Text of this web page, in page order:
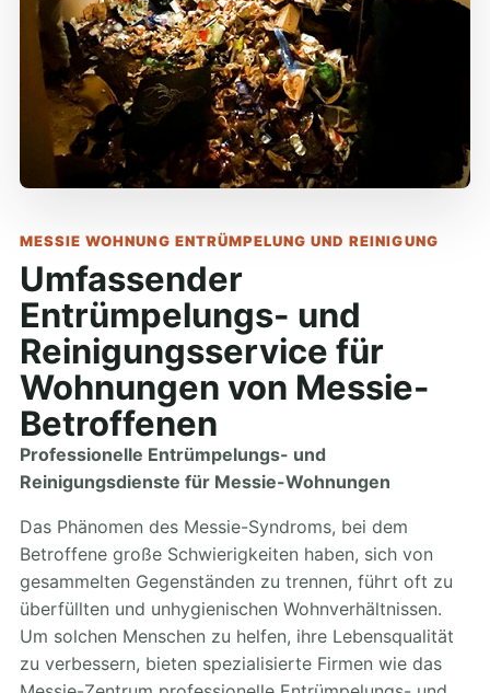
MESSIE WOHNUNG ENTRÜMPELUNG UND REINIGUNG
Umfassender
Entrümpelungs- und
Reinigungsservice für
Wohnungen von Messie-
Betroffenen
Professionelle Entrümpelungs- und
Reinigungsdienste für Messie-Wohnungen
Das Phänomen des Messie-Syndroms, bei dem
Betroffene große Schwierigkeiten haben, sich von
gesammelten Gegenständen zu trennen, führt oft zu
überfüllten und unhygienischen Wohnverhältnissen.
Um solchen Menschen zu helfen, ihre Lebensqualität
zu verbessern, bieten spezialisierte Firmen wie das